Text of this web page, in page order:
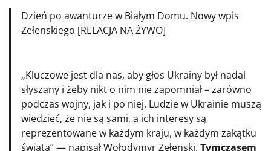
Dzień po awanturze w Białym Domu. Nowy wpis
Zełenskiego [RELACJA NA ŻYWO]
„Kluczowe jest dla nas, aby głos Ukrainy był nadal
słyszany i żeby nikt o nim nie zapomniał – zarówno
podczas wojny, jak i po niej. Ludzie w Ukrainie muszą
wiedzieć, że nie są sami, a ich interesy są
reprezentowane w każdym kraju, w każdym zakątku
świata” — napisał Wołodymyr Zełenski. Tymczasem